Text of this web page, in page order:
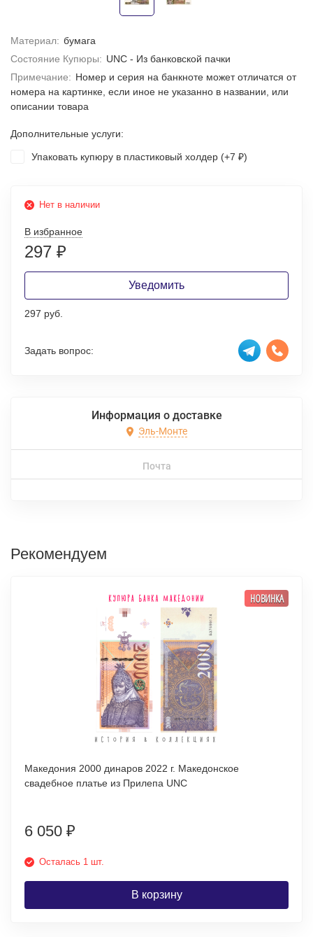
Материал: бумага
Состояние Купюры: UNC - Из банковской пачки
Примечание: Номер и серия на банкноте может отличатся от
номера на картинке, если иное не указанно в названии, или
описании товара
Дополнительные услуги:
Упаковать купюру в пластиковый холдер (+7 ₽)
Нет в наличии
В избранное
297 ₽
Уведомить
297 руб.
Задать вопрос:
Информация о доставке
Эль-Монте
Почта
Рекомендуем
НОВИНКА
Македония 2000 динаров 2022 г. Македонское
свадебное платье из Прилепа UNC
6 050 ₽
Осталась 1 шт.
В корзину